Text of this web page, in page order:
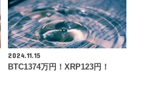
2024.11.15
BTC1374万円！XRP123円！